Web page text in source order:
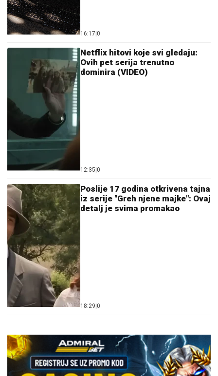
16:17 0
Netflix hitovi koje svi gledaju:
Ovih pet serija trenutno
dominira (VIDEO)
12:35 0
Poslije 17 godina otkrivena tajna
iz serije "Greh njene majke": Ovaj
detalj je svima promakao
18:29 0